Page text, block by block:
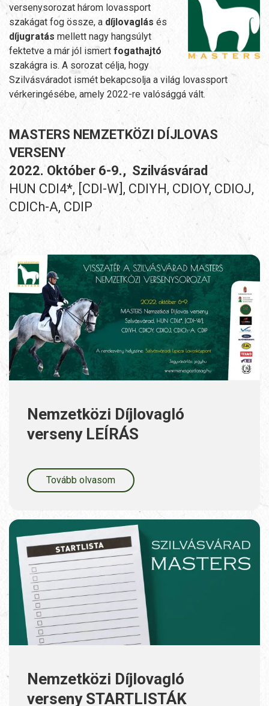
versenysorozat három lovassport
szakágat fog össze, a díjlovaglás és
díjugratás mellett nagy hangsúlyt
fektetve a már jól ismert fogathajtó
szakágra is. A sorozat célja, hogy
Szilvásváradot ismét bekapcsolja a világ lovassport
vérkeringésébe, amely 2022-re valósággá vált.
MASTERS NEMZETKÖZI DÍJLOVAS
VERSENY
2022. Október 6-9., Szilvásvárad
HUN CDI4*, [CDI-W], CDIYH, CDIOY, CDIOJ,
CDICh-A, CDIP
Nemzetközi Díjlovagló
verseny LEÍRÁS
Tovább olvasom
Nemzetközi Díjlovagló
verseny STARTLISTÁK